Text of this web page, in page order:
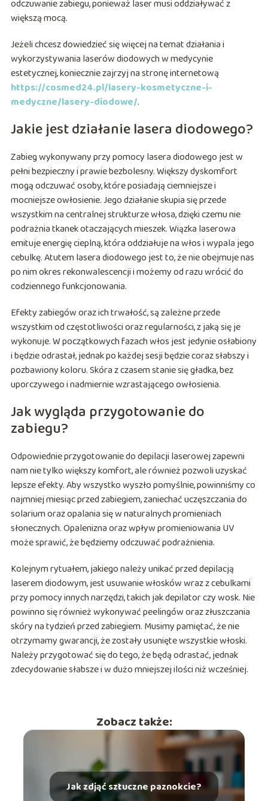
odczuwanie zabiegu, ponieważ laser musi oddziaływać z
większą mocą.
Jeżeli chcesz dowiedzieć się więcej na temat działania i
wykorzystywania laserów diodowych w medycynie
estetycznej, koniecznie zajrzyj na stronę internetową
https://cosmed24.pl/lasery-kosmetyczne-i-
medyczne/lasery-diodowe/.
Jakie jest działanie lasera diodowego?
Zabieg wykonywany przy pomocy lasera diodowego jest w
pełni bezpieczny i prawie bezbolesny. Większy dyskomfort
mogą odczuwać osoby, które posiadają ciemniejsze i
mocniejsze owłosienie. Jego działanie skupia się przede
wszystkim na centralnej strukturze włosa, dzięki czemu nie
podrażnia tkanek otaczających mieszek. Wiązka laserowa
emituje energię cieplną, która oddziałuje na włos i wypala jego
cebulkę. Atutem lasera diodowego jest to, że nie obejmuje nas
po nim okres rekonwalescencji i możemy od razu wrócić do
codziennego funkcjonowania.
Efekty zabiegów oraz ich trwałość, są zależne przede
wszystkim od częstotliwości oraz regularności, z jaką się je
wykonuje. W początkowych fazach włos jest jedynie osłabiony
i będzie odrastał, jednak po każdej sesji będzie coraz słabszy i
pozbawiony koloru. Skóra z czasem stanie się gładka, bez
uporczywego i nadmiernie wzrastającego owłosienia.
Jak wygląda przygotowanie do
zabiegu?
Odpowiednie przygotowanie do depilacji laserowej zapewni
nam nie tylko większy komfort, ale również pozwoli uzyskać
lepsze efekty. Aby wszystko wyszło pomyślnie, powinniśmy co
najmniej miesiąc przed zabiegiem, zaniechać uczęszczania do
solarium oraz opalania się w naturalnych promieniach
słonecznych. Opalenizna oraz wpływ promieniowania UV
może sprawić, że będziemy odczuwać podrażnienia.
Kolejnym rytuałem, jakiego należy unikać przed depilacją
laserem diodowym, jest usuwanie włosków wraz z cebulkami
przy pomocy innych narzędzi, takich jak depilator czy wosk. Nie
powinno się również wykonywać peelingów oraz złuszczania
skóry na tydzień przed zabiegiem. Musimy pamiętać, że nie
otrzymamy gwarancji, że zostały usunięte wszystkie włoski.
Należy przygotować się do tego, że będą odrastać, jednak
zdecydowanie słabsze i w dużo mniejszej ilości niż wcześniej.
Zobacz także:
Jak zdjąć sztuczne paznokcie?